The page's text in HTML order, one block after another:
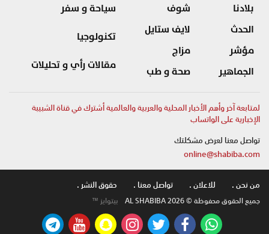
بلادنا
الحدث
مؤشر
الجماهير
شوف
لايف ستايل
مزاج
صحة و طب
سياحة و سفر
تكنولوجيا
مقالات رأي و تحليلات
لمتابعة آخر وأهم الأخبار المحلية والعربية والعالمية أشترك في قناة الشبيبة
الإخبارية على الواتساب
تواصل معنا لعرض مشكلتك
online@shabiba.com
من نحن .
للاعلان . تواصل معنا . حقوق النشر .
جميع الحقوق محفوظة © AL SHABIBA 2026 بيتوايز ™